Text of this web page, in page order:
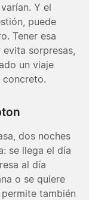
Y el
puede
Tener esa
sorpresas,
un viaje
concreto.
dos noches
se llega el día
al día
o se quiere
también